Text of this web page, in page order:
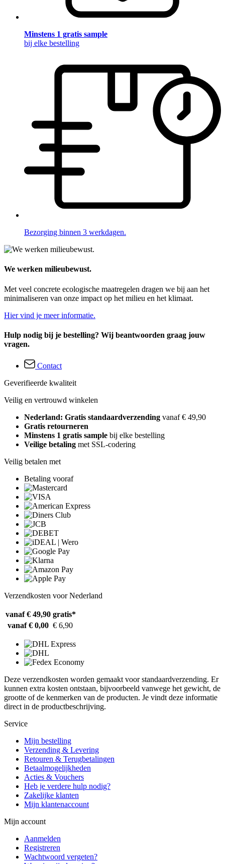
Minstens 1 gratis sample
bij elke bestelling
Bezorging binnen 3 werkdagen.
We werken milieubewust.
Met veel concrete ecologische maatregelen dragen we bij aan het
minimaliseren van onze impact op het milieu en het klimaat.
Hier vind je meer informatie.
Hulp nodig bij je bestelling? Wij beantwoorden graag jouw
vragen.
Contact
Geverifieerde kwaliteit
Veilig en vertrouwd winkelen
Nederland: Gratis standaardverzending vanaf € 49,90
Gratis retourneren
Minstens 1 gratis sample bij elke bestelling
Veilige betaling met SSL-codering
Veilig betalen met
Betaling vooraf
Verzendkosten voor Nederland
vanaf € 49,90 gratis*
vanaf € 0,00 € 6,90
Deze verzendkosten worden gemaakt voor standaardverzending. Er
kunnen extra kosten ontstaan, bijvoorbeeld vanwege het gewicht, de
grootte of de kenmerken van de producten. Je vindt deze informatie
direct in de productbeschrijving.
Service
Mijn bestelling
Verzending & Levering
Retouren & Terugbetalingen
Betaalmogelijkheden
Acties & Vouchers
Heb je verdere hulp nodig?
Zakelijke klanten
Mijn klantenaccount
Mijn account
Aanmelden
Registreren
Wachtwoord vergeten?